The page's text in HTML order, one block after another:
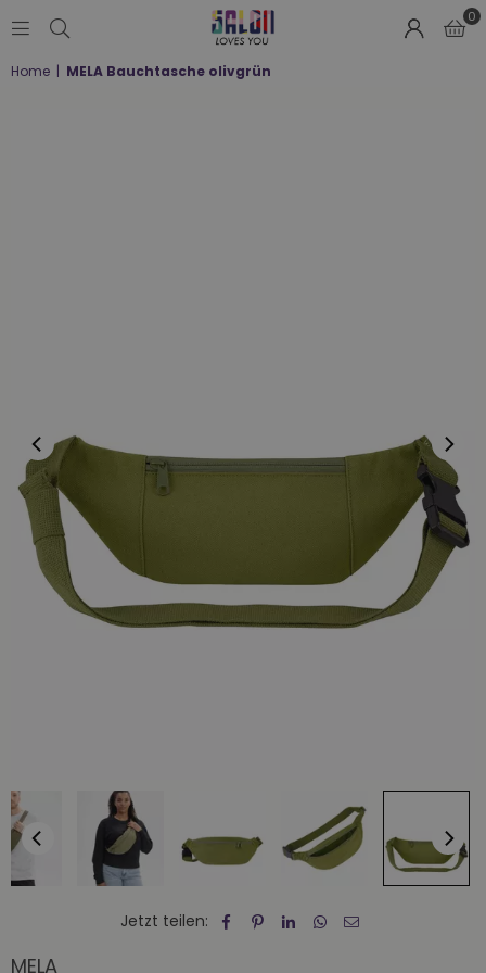
LOVES
0
Home | MELA Bauchtasche olivgrün
Jetzt teilen:
MELA